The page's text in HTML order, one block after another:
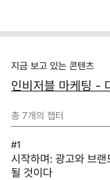
지금 보고 있는 콘텐츠
인비저블 마케팅 -
총 7개의 챕터
#1
시작하며: 광고와 브
될 것이다